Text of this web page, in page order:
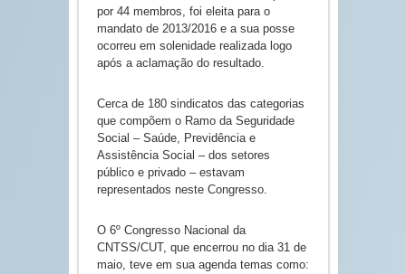
por 44 membros, foi eleita para o
mandato de 2013/2016 e a sua posse
ocorreu em solenidade realizada logo
após a aclamação do resultado.
Cerca de 180 sindicatos das categorias
que compõem o Ramo da Seguridade
Social – Saúde, Previdência e
Assistência Social – dos setores
público e privado – estavam
representados neste Congresso.
O 6º Congresso Nacional da
CNTSS/CUT, que encerrou no dia 31 de
maio, teve em sua agenda temas como: